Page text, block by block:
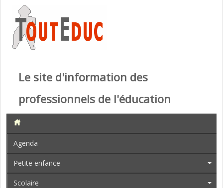
Le site d'information des
professionnels de l'éducation
Agenda
Petite enfance
Scolaire